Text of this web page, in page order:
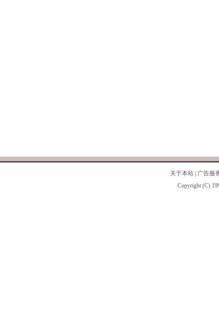
关于本站
广告服
Copyright (C)